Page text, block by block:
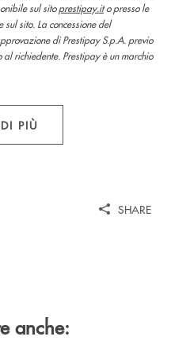
sul sitoprestipay.ito presso le
sito. La concessione del
di Prestipay S.p.A. previo
richiedente. Prestipay è un marchio
PIÙ
SHARE
anche: